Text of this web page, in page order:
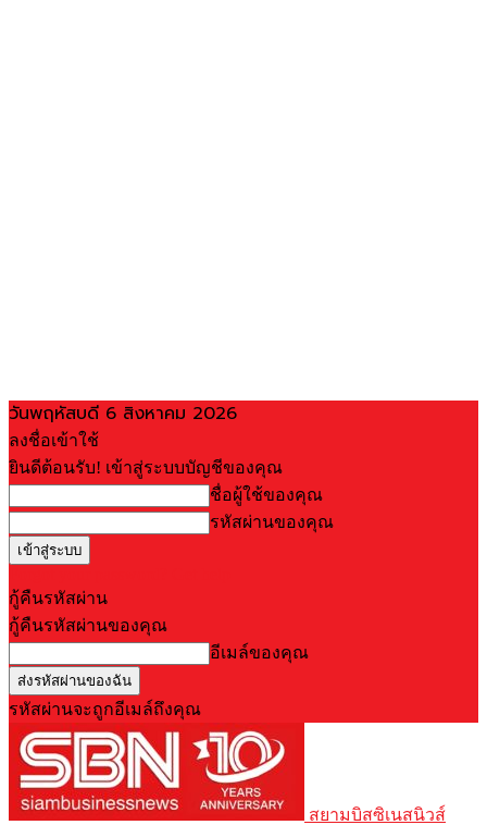
วันพฤหัสบดี 6 สิงหาคม 2026
ลงชื่อเข้าใช้
ยินดีต้อนรับ! เข้าสู่ระบบบัญชีของคุณ
ชื่อผู้ใช้ของคุณ
รหัสผ่านของคุณ
กู้คืนรหัสผ่าน
กู้คืนรหัสผ่านของคุณ
อีเมล์ของคุณ
รหัสผ่านจะถูกอีเมล์ถึงคุณ
สยามบิสซิเนสนิวส์